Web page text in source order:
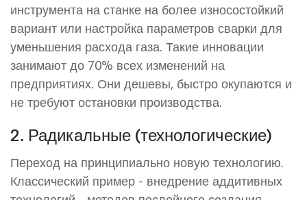
инструмента на станке на более износостойкий
вариант или настройка параметров сварки для
уменьшения расхода газа. Такие инновации
занимают до 70% всех изменений на
предприятиях. Они дешевы, быстро окупаются и
не требуют остановки производства.
2. Радикальные (технологические)
Переход на принципиально новую технологию.
Классический пример - внедрение аддитивных